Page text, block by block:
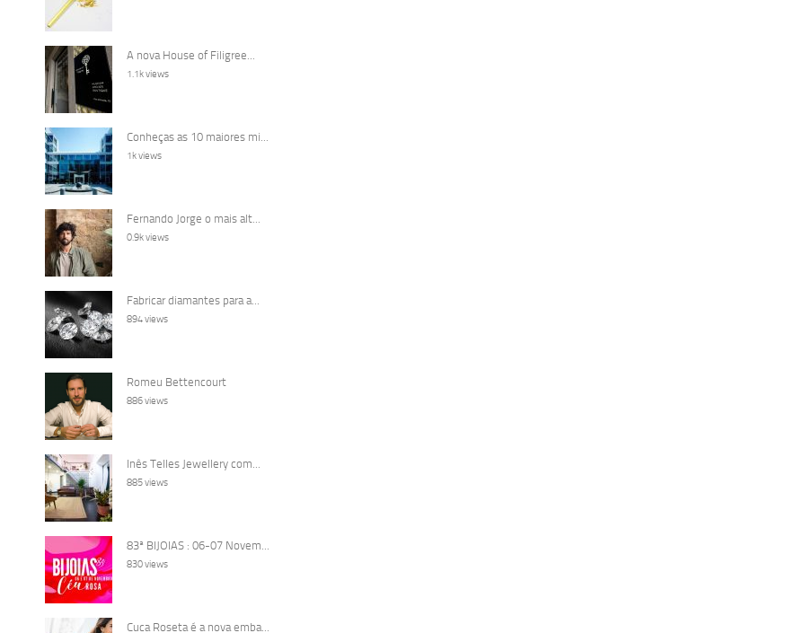
A nova House of Filigree...
1.1k views
Conheças as 10 maiores mi...
1k views
Fernando Jorge o mais alt...
0.9k views
Fabricar diamantes para a...
894 views
Romeu Bettencourt
886 views
Inês Telles Jewellery com...
885 views
83ª BIJOIAS : 06-07 Novem...
830 views
Cuca Roseta é a nova emba...